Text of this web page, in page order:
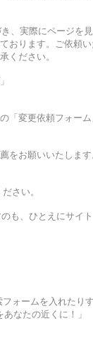
、実際にページを見
おります。ご依頼い
ください。
「変更依頼フォーム
をお願いいたします
さい。
も、ひとえにサイト
フォームを入れたりす
なたの近くに！」